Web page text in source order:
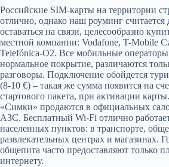
Российские SIM-карты на территории
отлично, однако наш роуминг
оставаться на связи, целесообразно
местной компании: Vodafone, T-Mobile
Telefónica-O2. Все мобильные
нормальное покрытие, различаются
разговоры. Подключение обойдется
(8-10 €) – такая же сумма появится на
стартового пакета, при активации карты.
«Симки» продаются в официальных
АЗС. Бесплатный Wi-Fi отлично
населенных пунктов: в транспорте,
развлекательных центрах и магазинах.
общепита часто предоставляют только
интернету.